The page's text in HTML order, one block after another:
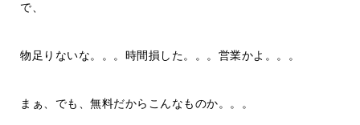
で、
物足りないな。。。時間損した。。。営業かよ。。。
まぁ、でも、無料だからこんなものか。。。